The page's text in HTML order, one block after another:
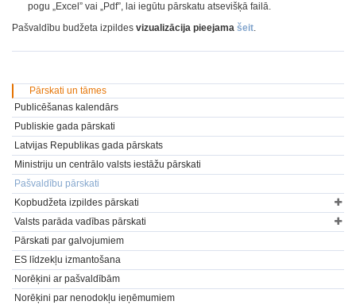
pogu „Excel” vai „Pdf”, lai iegūtu pārskatu atsevišķā failā.
Pašvaldību budžeta izpildes vizualizācija pieejama šeit.
Pārskati un tāmes
Publicēšanas kalendārs
Publiskie gada pārskati
Latvijas Republikas gada pārskats
Ministriju un centrālo valsts iestāžu pārskati
Pašvaldību pārskati
Kopbudžeta izpildes pārskati
Valsts parāda vadības pārskati
Pārskati par galvojumiem
ES līdzekļu izmantošana
Norēķini ar pašvaldībām
Norēķini par nenodokļu ieņēmumiem